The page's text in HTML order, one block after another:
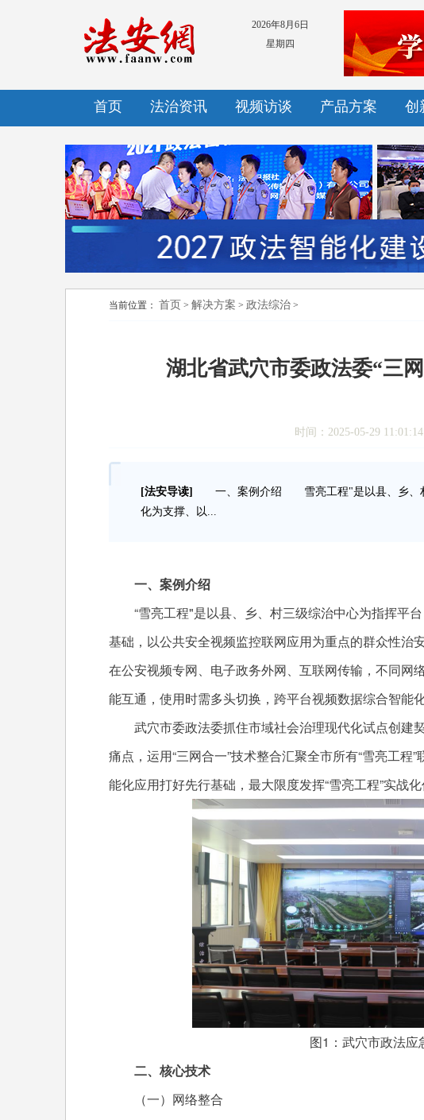
2026年8月6日
星期四
首页 法治资讯 视频访谈 产品方案 创
当前位置： 首页 > 解决方案 > 政法综治 >
湖北省武穴市委政法委“三
时间：2025-05-29
[法安导读]
一、案例介绍 雪亮工程"是以县、乡、村
化为支撑、以...
一、案例介绍
“雪亮工程"是以县、乡、村三级综治中心为指挥平
基础，以公共安全视频监控联网应用为重点的群众性治
在公安视频专网、电子政务外网、互联网传输，不同网
能互通，使用时需多头切换，跨平台视频数据综合智能
武穴市委政法委抓住市域社会治理现代化试点创建
痛点，运用“三网合一”技术整合汇聚全市所有“雪亮工程
能化应用打好先行基础，最大限度发挥“雪亮工程”实战化
图1：武穴市政法应
二、核心技术
（一）网络整合